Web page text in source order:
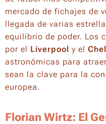
mercado de fichajes de
llegada de varias
equilibrio de poder. Los
por el Liverpool y el
astronómicas para
sean la clave para la
europea.
Florian Wirtz: El